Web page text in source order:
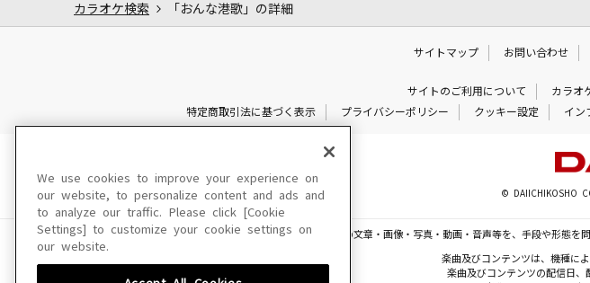
カラオケ検索 「おんな港歌」の詳細
サイトマップ お問い合わせ
サイトのご利用について カラオ
特定商取引法に基づく表示
プライバシーポリシー クッキー設定 イン
© DAIICHIKOSHO
このサイトに掲載されている一切の文章・画像・写真・動画・音声等を、手段や形態
楽曲及びコンテンツは、機種に
楽曲及びコンテンツの配信日、
We use cookies to improve your experience on
our website, to personalize content and ads and
to analyze our traffic. Please click [Cookie
Settings] to customize your cookie settings on
our website.